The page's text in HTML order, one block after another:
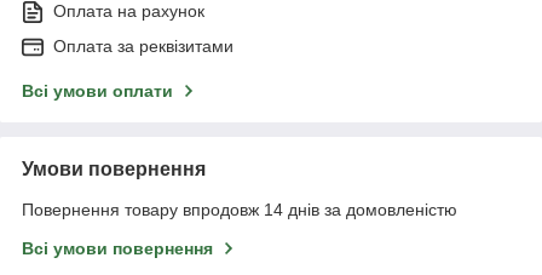
Оплата на рахунок
Оплата за реквізитами
Всі умови оплати
Умови повернення
Повернення товару впродовж 14 днів за домовленістю
Всі умови повернення